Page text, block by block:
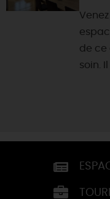
de ce
soin. Il